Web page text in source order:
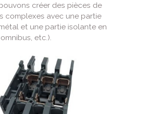
créer des pièces de
complexes avec une partie
et une partie isolante en
etc.).